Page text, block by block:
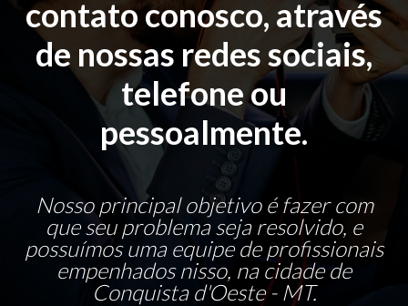
contato conosco, através
de nossas redes sociais,
telefone ou
pessoalmente.
Nosso principal objetivo é fazer com
que seu problema seja resolvido, e
possuímos uma equipe de profissionais
empenhados nisso, na cidade de
Conquista d'Oeste - MT.